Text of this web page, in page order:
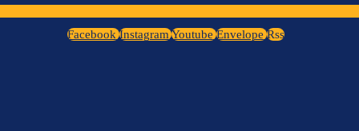
Facebook Instagram Youtube Envelope Rss